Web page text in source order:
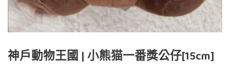
神戶動物王國 | 小熊猫一番獎公仔[15cm]